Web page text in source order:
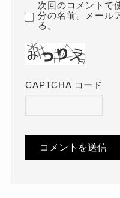
次回のコメントで
分の名前、メール
る。
CAPTCHA コード